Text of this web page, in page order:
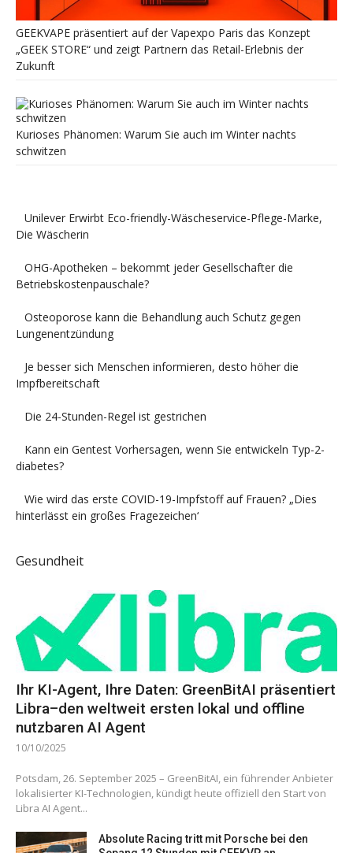
GEEKVAPE präsentiert auf der Vapexpo Paris das Konzept
„GEEK STORE“ und zeigt Partnern das Retail-Erlebnis der
Zukunft
Kurioses Phänomen: Warum Sie auch im Winter nachts
schwitzen
Unilever Erwirbt Eco-friendly-Wäscheservice-Pflege-Marke,
Die Wäscherin
OHG-Apotheken – bekommt jeder Gesellschafter die
Betriebskostenpauschale?
Osteoporose kann die Behandlung auch Schutz gegen
Lungenentzündung
Je besser sich Menschen informieren, desto höher die
Impfbereitschaft
Die 24-Stunden-Regel ist gestrichen
Kann ein Gentest Vorhersagen, wenn Sie entwickeln Typ-2-
diabetes?
Wie wird das erste COVID-19-Impfstoff auf Frauen? „Dies
hinterlässt ein großes Fragezeichen‘
Gesundheit
Ihr KI-Agent, Ihre Daten: GreenBitAI präsentiert
Libra–den weltweit ersten lokal und offline
nutzbaren AI Agent
10/10/2025
Potsdam, 26. September 2025 – GreenBitAI, ein führender Anbieter
lokalisierter KI-Technologien, kündigt heute offiziell den Start von
Libra AI Agent...
Absolute Racing tritt mit Porsche bei den